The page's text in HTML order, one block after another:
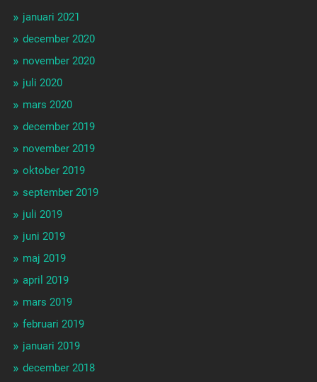
januari 2021
december 2020
november 2020
juli 2020
mars 2020
december 2019
november 2019
oktober 2019
september 2019
juli 2019
juni 2019
maj 2019
april 2019
mars 2019
februari 2019
januari 2019
december 2018